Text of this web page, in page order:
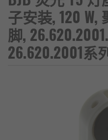
子安装, 120 W,
脚,
26.620.2001系